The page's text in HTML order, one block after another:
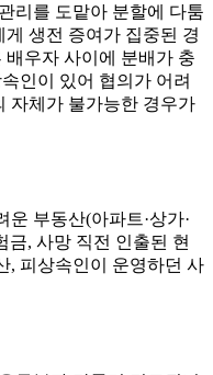
리를 도맡아 분할에 다툼
생전 증여가 집중된 경
우자 사이에 분배가 충
인이 있어 협의가 어려
자체가 불가능한 경우가
부동산(아파트·상가·
금, 사망 직전 인출된 현
, 피상속인이 운영하던 사